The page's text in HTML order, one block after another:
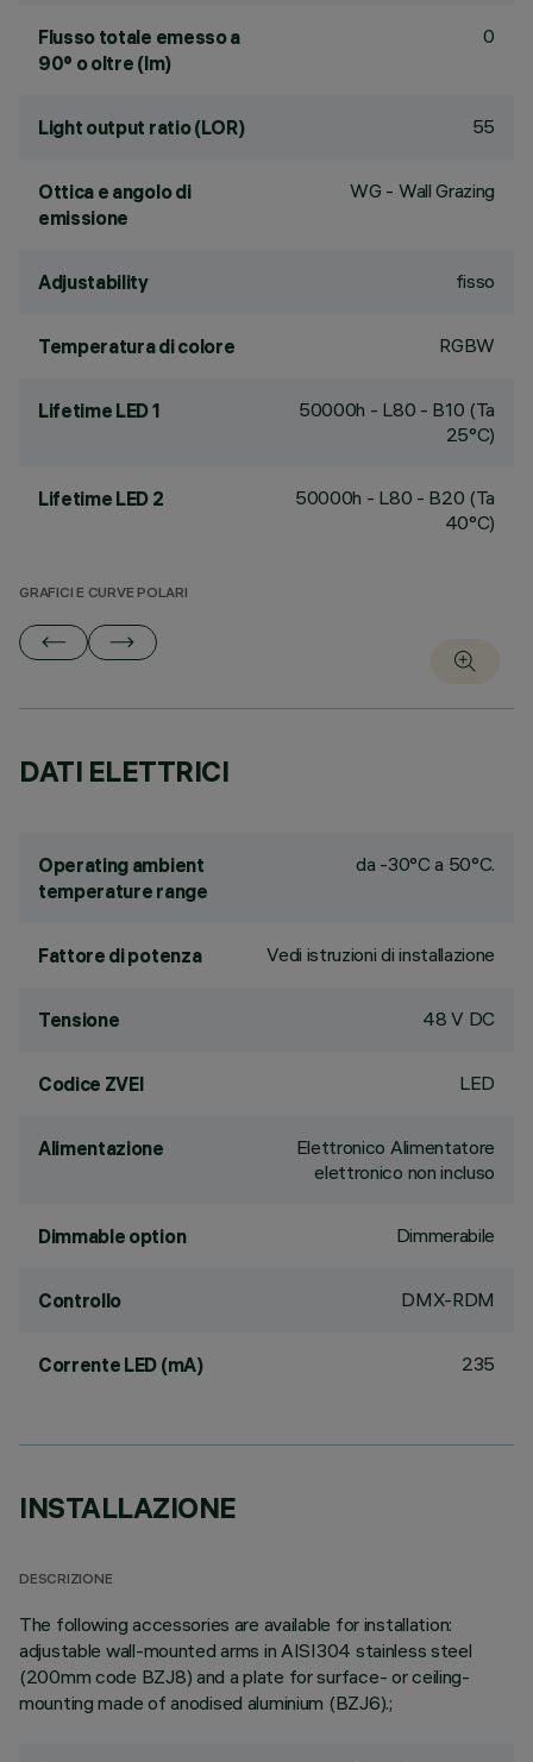
Flusso totale emesso a
90° o oltre (lm)
0
Light output ratio (LOR) 55
Ottica e angolo di
emissione
WG - Wall Grazing
Adjustability fisso
Temperatura di colore RGBW
Lifetime LED 1
50000h - L80 - B10 (Ta
25°C)
Lifetime LED 2
50000h - L80 - B20 (Ta
40°C)
GRAFICI E CURVE POLARI
DATI ELETTRICI
Operating ambient
temperature range
da -30°C a 50°C.
Fattore di potenza Vedi istruzioni di installazione
Tensione 48 V DC
Codice ZVEI LED
Alimentazione
Elettronico Alimentatore
elettronico non incluso
Dimmable option Dimmerabile
Controllo DMX-RDM
Corrente LED (mA) 235
INSTALLAZIONE
DESCRIZIONE
The following accessories are available for installation:
adjustable wall-mounted arms in AISI304 stainless steel
(200mm code BZJ8) and a plate for surface- or ceiling-
mounting made of anodised aluminium (BZJ6).;